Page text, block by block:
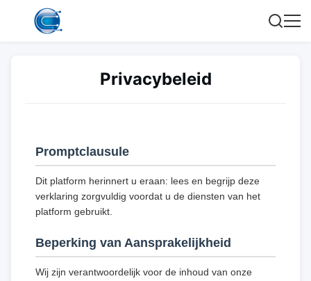
Privacybeleid
Promptclausule
Dit platform herinnert u eraan: lees en begrijp deze
verklaring zorgvuldig voordat u de diensten van het
platform gebruikt.
Beperking van Aansprakelijkheid
Wij zijn verantwoordelijk voor de inhoud van onze